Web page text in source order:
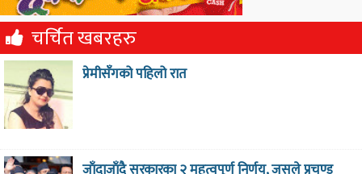
चर्चित खबरहरु
प्रेमीसँगको पहिलो रात